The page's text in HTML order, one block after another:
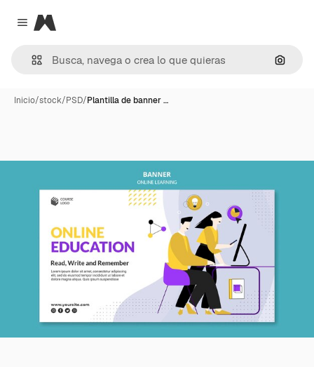
Close menu
Magnific
Inicio/stock/PSD/Plantilla de banner …